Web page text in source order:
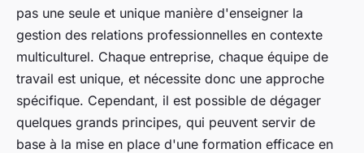
pas une seule et unique manière d'enseigner la
gestion des relations professionnelles en contexte
multiculturel. Chaque entreprise, chaque équipe de
travail est unique, et nécessite donc une approche
spécifique. Cependant, il est possible de dégager
quelques grands principes, qui peuvent servir de
base à la mise en place d'une formation efficace en